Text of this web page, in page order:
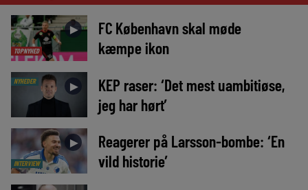
TOPNYHED
►
FC København skal møde
kæmpe ikon
NYHEDER ►
KEP raser: ‘Det mest uambitiøse,
jeg har hørt’
INTERVIEW
►
Reagerer på Larsson-bombe: ‘En
vild historie’